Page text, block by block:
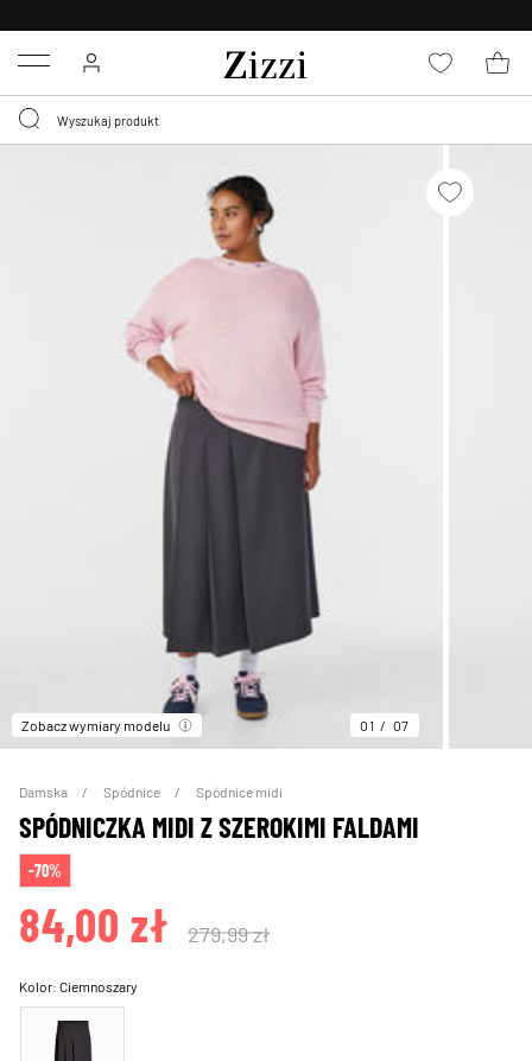
Menu
Zobacz wymiary modelu 01 07
Damska Spódnice Spódnice midi
SPÓDNICZKA MIDI Z SZEROKIMI FALDAMI
-70%
84,00 zł 279,99 zł
Kolor:Ciemnoszary